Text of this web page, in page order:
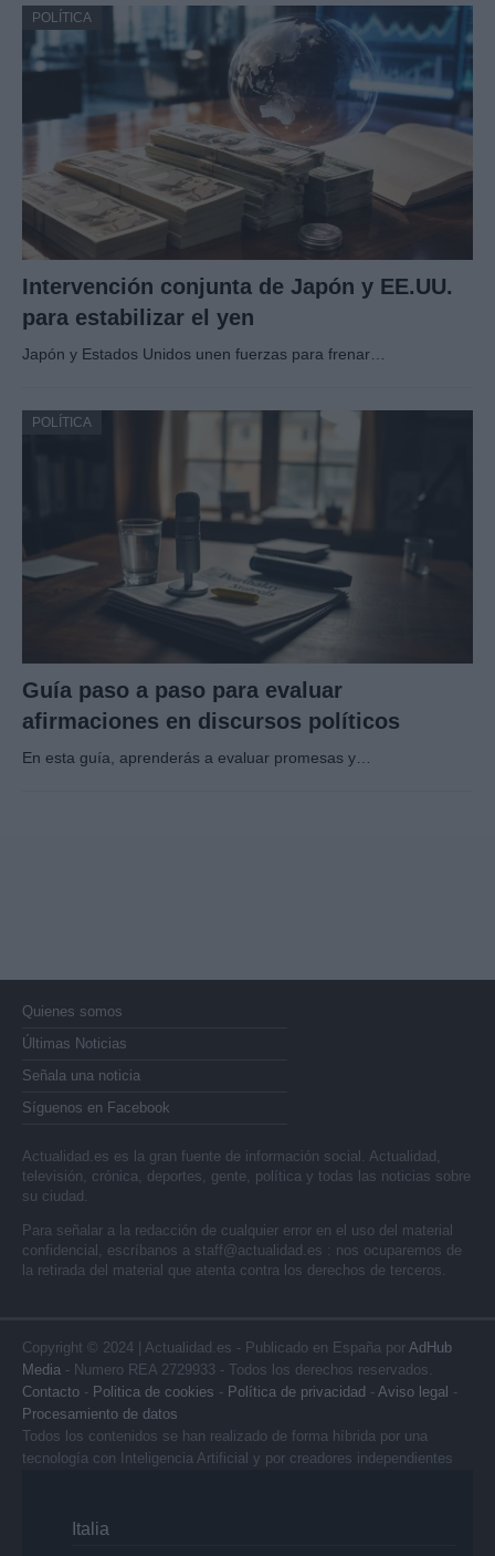
POLÍTICA
Intervención conjunta de Japón y EE.UU.
para estabilizar el yen
Japón y Estados Unidos unen fuerzas para frenar…
POLÍTICA
Guía paso a paso para evaluar
afirmaciones en discursos políticos
En esta guía, aprenderás a evaluar promesas y…
Quienes somos
Últimas Noticias
Señala una noticia
Síguenos en Facebook
Actualidad.es es la gran fuente de información social. Actualidad,
televisión, crónica, deportes, gente, política y todas las noticias sobre
su ciudad.
Para señalar a la redacción de cualquier error en el uso del material
confidencial, escríbanos a staff@actualidad.es : nos ocuparemos de
la retirada del material que atenta contra los derechos de terceros.
Copyright © 2024 | Actualidad.es - Publicado en España por AdHub
Media - Numero REA 2729933 - Todos los derechos reservados.
Contacto - Politica de cookies - Política de privacidad - Aviso legal -
Procesamiento de datos
Todos los contenidos se han realizado de forma híbrida por una
tecnología con Inteligencia Artificial y por creadores independientes
Italia